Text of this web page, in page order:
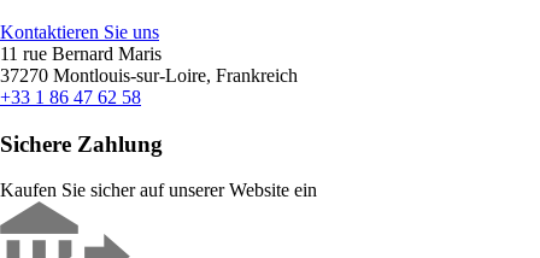
Kontaktieren Sie uns
11 rue Bernard Maris
37270 Montlouis-sur-Loire, Frankreich
+33 1 86 47 62 58
Sichere Zahlung
Kaufen Sie sicher auf unserer Website ein